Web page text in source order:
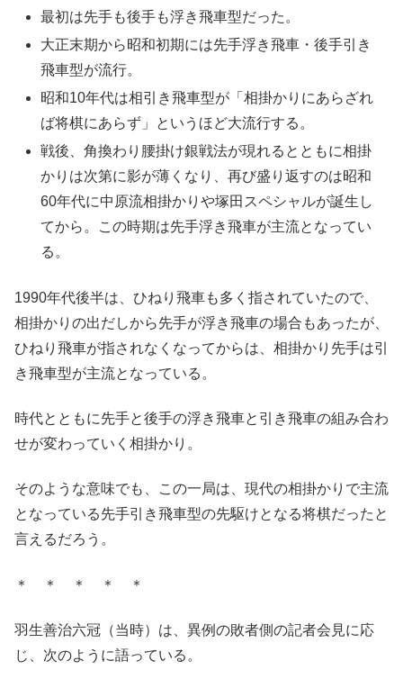
最初は先手も後手も浮き飛車型だった。
大正末期から昭和初期には先手浮き飛車・後手引き
飛車型が流行。
昭和10年代は相引き飛車型が「相掛かりにあらざれ
ば将棋にあらず」というほど大流行する。
戦後、角換わり腰掛け銀戦法が現れるとともに相掛
かりは次第に影が薄くなり、再び盛り返すのは昭和
60年代に中原流相掛かりや塚田スペシャルが誕生し
てから。この時期は先手浮き飛車が主流となってい
る。
1990年代後半は、ひねり飛車も多く指されていたので、
相掛かりの出だしから先手が浮き飛車の場合もあったが、
ひねり飛車が指されなくなってからは、相掛かり先手は引
き飛車型が主流となっている。
時代とともに先手と後手の浮き飛車と引き飛車の組み合わ
せが変わっていく相掛かり。
そのような意味でも、この一局は、現代の相掛かりで主流
となっている先手引き飛車型の先駆けとなる将棋だったと
言えるだろう。
＊ ＊ ＊ ＊ ＊
羽生善治六冠（当時）は、異例の敗者側の記者会見に応
じ、次のように語っている。